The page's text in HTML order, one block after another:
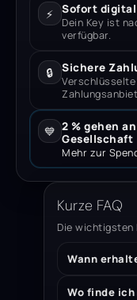
⚡ Sofort
Dein Key ist
verfügbar.
🔒 Sichere
💙 2 % gehen
Gesellschaft
Mehr zur
Kurze FAQ
Die wichtigsten
Wann
Wo finde ich